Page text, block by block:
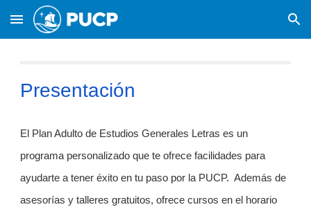
Skip to main content Skip to navigation
Presentación
El Plan Adulto de Estudios Generales Letras es un
programa personalizado que te ofrece facilidades para
ayudarte a tener éxito en tu paso por la PUCP. Además de
asesorías y talleres gratuitos, ofrece cursos en el horario